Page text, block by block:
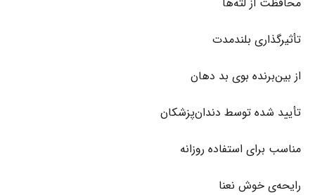
تأثیرگذاری بلندمدت
از بین‌برنده بوی بد دهان
تأیید شده توسط دندان‌پزشکان
مناسب برای استفاده روزانه
رایحه‌ی خوش نعنا